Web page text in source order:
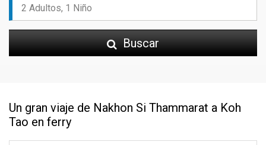
Buscar
Un gran viaje de Nakhon Si Thammarat a Koh
Tao en ferry